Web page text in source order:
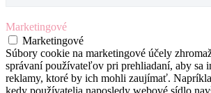
Marketingové
Marketingové
Súbory cookie na marketingové účely
správaní používateľov pri prehliadaní, aby sa
reklamy, ktoré by ich mohli zaujímať.
kedy používatelia naposledy webové sídlo